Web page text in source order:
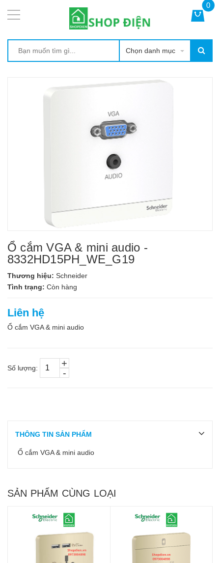
Chọn danh mục
0
Ổ cắm VGA & mini audio -
8332HD15PH_WE_G19
Thương hiệu: Schneider
Tình trạng: Còn hàng
Liên hệ
Ổ cắm VGA & mini audio
Số lượng: -
+
THÔNG TIN SẢN PHẨM
Ổ cắm VGA & mini audio
SẢN PHẨM CÙNG LOẠI